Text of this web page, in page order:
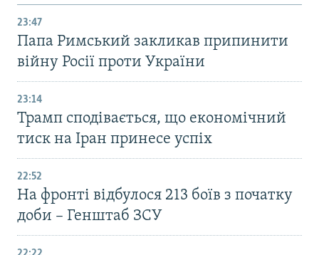
23:47
Папа Римський закликав припинити
війну Росії проти України
23:14
Трамп сподівається, що економічний
тиск на Іран принесе успіх
22:52
На фронті відбулося 213 боїв з початку
доби – Генштаб ЗСУ